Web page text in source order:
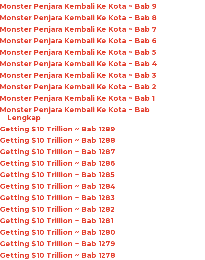
Monster Penjara Kembali Ke Kota ~ Bab 9
Monster Penjara Kembali Ke Kota ~ Bab 8
Monster Penjara Kembali Ke Kota ~ Bab 7
Monster Penjara Kembali Ke Kota ~ Bab 6
Monster Penjara Kembali Ke Kota ~ Bab 5
Monster Penjara Kembali Ke Kota ~ Bab 4
Monster Penjara Kembali Ke Kota ~ Bab 3
Monster Penjara Kembali Ke Kota ~ Bab 2
Monster Penjara Kembali Ke Kota ~ Bab 1
Monster Penjara Kembali Ke Kota ~ Bab
Lengkap
Getting $10 Trillion ~ Bab 1289
Getting $10 Trillion ~ Bab 1288
Getting $10 Trillion ~ Bab 1287
Getting $10 Trillion ~ Bab 1286
Getting $10 Trillion ~ Bab 1285
Getting $10 Trillion ~ Bab 1284
Getting $10 Trillion ~ Bab 1283
Getting $10 Trillion ~ Bab 1282
Getting $10 Trillion ~ Bab 1281
Getting $10 Trillion ~ Bab 1280
Getting $10 Trillion ~ Bab 1279
Getting $10 Trillion ~ Bab 1278